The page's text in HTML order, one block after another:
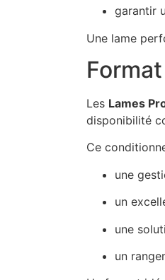
garantir
Une lame
Les Lames
disponibilité
Ce
une
un
une
un